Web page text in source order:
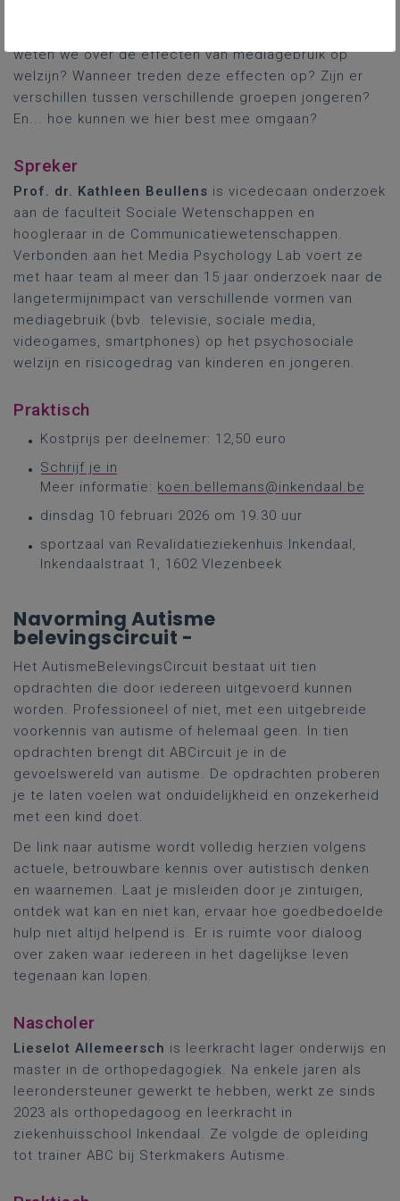
weten we over de effecten van mediagebruik op
welzijn? Wanneer treden deze effecten op? Zijn er
verschillen tussen verschillende groepen jongeren?
En... hoe kunnen we hier best mee omgaan?
Spreker
Prof. dr. Kathleen Beullens is vicedecaan onderzoek
aan de faculteit Sociale Wetenschappen en
hoogleraar in de Communicatiewetenschappen.
Verbonden aan het Media Psychology Lab voert ze
met haar team al meer dan 15 jaar onderzoek naar de
langetermijnimpact van verschillende vormen van
mediagebruik (bvb. televisie, sociale media,
videogames, smartphones) op het psychosociale
welzijn en risicogedrag van kinderen en jongeren.
Praktisch
Kostprijs per deelnemer: 12,50 euro
Schrijf je in
Meer informatie: koen.bellemans@inkendaal.be
dinsdag 10 februari 2026 om 19.30 uur
sportzaal van Revalidatieziekenhuis Inkendaal,
Inkendaalstraat 1, 1602 Vlezenbeek
Navorming Autisme
belevingscircuit -
Het AutismeBelevingsCircuit bestaat uit tien
opdrachten die door iedereen uitgevoerd kunnen
worden. Professioneel of niet, met een uitgebreide
voorkennis van autisme of helemaal geen. In tien
opdrachten brengt dit ABCircuit je in de
gevoelswereld van autisme. De opdrachten proberen
je te laten voelen wat onduidelijkheid en onzekerheid
met een kind doet.
De link naar autisme wordt volledig herzien volgens
actuele, betrouwbare kennis over autistisch denken
en waarnemen. Laat je misleiden door je zintuigen,
ontdek wat kan en niet kan, ervaar hoe goedbedoelde
hulp niet altijd helpend is. Er is ruimte voor dialoog
over zaken waar iedereen in het dagelijkse leven
tegenaan kan lopen.
Nascholer
Lieselot Allemeersch is leerkracht lager onderwijs en
master in de orthopedagogiek. Na enkele jaren als
leerondersteuner gewerkt te hebben, werkt ze sinds
2023 als orthopedagoog en leerkracht in
ziekenhuisschool Inkendaal. Ze volgde de opleiding
tot trainer ABC bij Sterkmakers Autisme.